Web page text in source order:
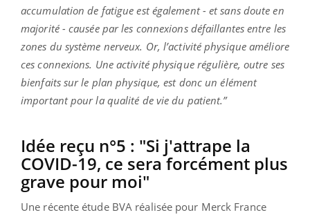
accumulation de fatigue est également - et sans doute en
majorité - causée par les connexions défaillantes entre les
zones du système nerveux. Or, l’activité physique améliore
ces connexions. Une activité physique régulière, outre ses
bienfaits sur le plan physique, est donc un élément
important pour la qualité de vie du patient.”
Idée reçu n°5 : "Si j'attrape la
COVID-19, ce sera forcément plus
grave pour moi"
Une récente étude BVA réalisée pour Merck France